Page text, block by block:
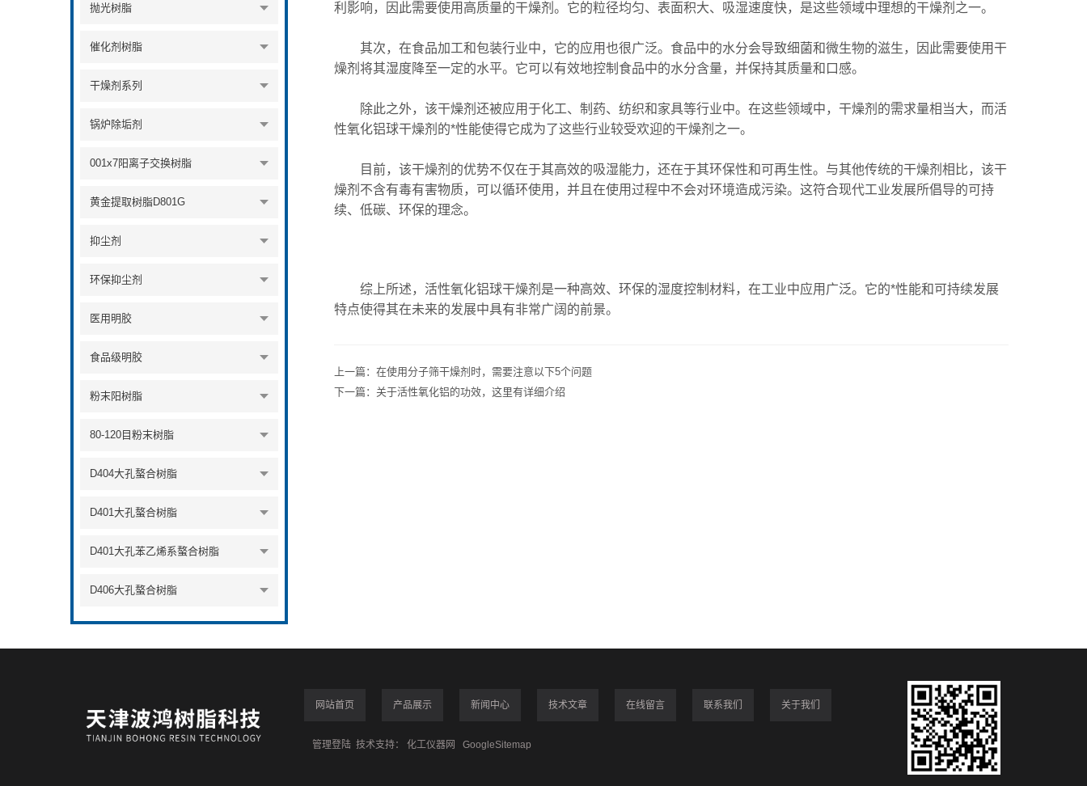
抛光树脂
催化剂树脂
干燥剂系列
锅炉除垢剂
001x7阳离子交换树脂
黄金提取树脂D801G
抑尘剂
环保抑尘剂
医用明胶
食品级明胶
粉末阳树脂
80-120目粉末树脂
D404大孔螯合树脂
D401大孔螯合树脂
D401大孔苯乙烯系螯合树脂
D406大孔螯合树脂
利影响，因此需要使用高质量的干燥剂。它的粒径均匀、表面积大、吸湿速度快，是这些领域中理想的干燥剂之一。
其次，在食品加工和包装行业中，它的应用也很广泛。食品中的水分会导致细菌和微生物的滋生，因此需要使用干
燥剂将其湿度降至一定的水平。它可以有效地控制食品中的水分含量，并保持其质量和口感。
除此之外，该干燥剂还被应用于化工、制药、纺织和家具等行业中。在这些领域中，干燥剂的需求量相当大，而活
性氧化铝球干燥剂的*性能使得它成为了这些行业较受欢迎的干燥剂之一。
目前，该干燥剂的优势不仅在于其高效的吸湿能力，还在于其环保性和可再生性。与其他传统的干燥剂相比，该干
燥剂不含有毒有害物质，可以循环使用，并且在使用过程中不会对环境造成污染。这符合现代工业发展所倡导的可持
续、低碳、环保的理念。
综上所述，活性氧化铝球干燥剂是一种高效、环保的湿度控制材料，在工业中应用广泛。它的*性能和可持续发展
特点使得其在未来的发展中具有非常广阔的前景。
上一篇： 在使用分子筛干燥剂时，需要注意以下5个问题
下一篇： 关于活性氧化铝的功效，这里有详细介绍
网站首页 产品展示 新闻中心 技术文章 在线留言 联系我们 关于我们
管理登陆 技术支持： 化工仪器网 GoogleSitemap